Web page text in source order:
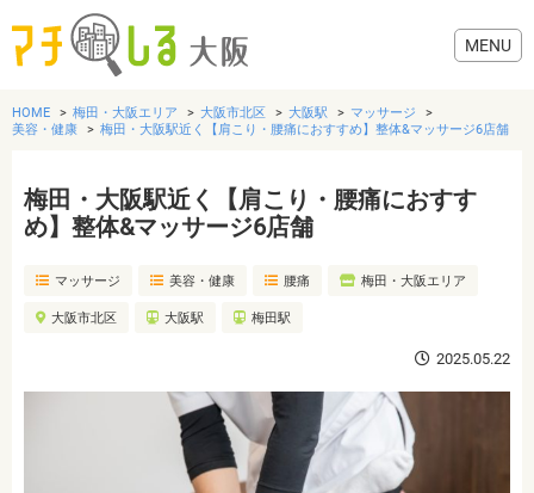
グルメ
歯医者・病院
HOME 梅田・大阪エリア 大阪市北区 大阪駅
マッサージ
美容・健康
梅田・大阪駅近く【肩こり・腰痛におすすめ】整体&マッサージ6店舗
梅田・大阪駅近く【肩こり・腰痛におすす
め】整体&マッサージ6店舗
マッサージ 美容・健康 腰痛 梅田・大阪エリア
大阪市北区 大阪駅 梅田駅
2025.05.22